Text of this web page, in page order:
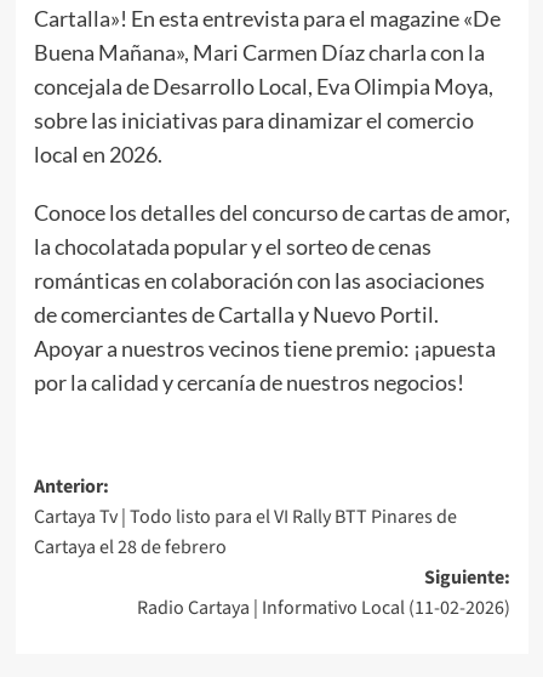
Cartalla»! En esta entrevista para el magazine «De
Buena Mañana», Mari Carmen Díaz charla con la
concejala de Desarrollo Local, Eva Olimpia Moya,
sobre las iniciativas para dinamizar el comercio
local en 2026.
Conoce los detalles del concurso de cartas de amor,
la chocolatada popular y el sorteo de cenas
románticas en colaboración con las asociaciones
de comerciantes de Cartalla y Nuevo Portil.
Apoyar a nuestros vecinos tiene premio: ¡apuesta
por la calidad y cercanía de nuestros negocios!
Anterior:
Cartaya Tv | Todo listo para el VI Rally BTT Pinares de
Cartaya el 28 de febrero
Siguiente:
Radio Cartaya | Informativo Local (11-02-2026)